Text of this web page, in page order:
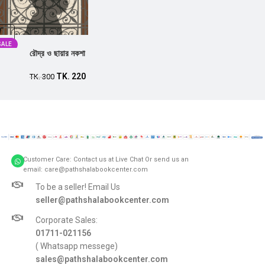
রৌদ্র ও ছায়ার নকশা
TK.300 TK. 220
Customer Care: Contact us at Live Chat Or send us an
email: care@pathshalabookcenter.com
To be a seller! Email Us
seller@pathshalabookcenter.com
Corporate Sales:
01711-021156
( Whatsapp messege)
sales@pathshalabookcenter.com